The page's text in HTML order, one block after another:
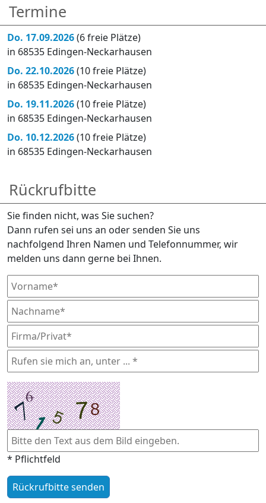
Termine
Do. 17.09.2026(6 freie Plätze)
in 68535 Edingen-Neckarhausen
Do. 22.10.2026(10 freie Plätze)
in 68535 Edingen-Neckarhausen
Do. 19.11.2026(10 freie Plätze)
in 68535 Edingen-Neckarhausen
Do. 10.12.2026(10 freie Plätze)
in 68535 Edingen-Neckarhausen
Rückrufbitte
Sie finden nicht, was Sie suchen?
Dann rufen sei uns an oder senden Sie uns
nachfolgend Ihren Namen und Telefonnummer, wir
melden uns dann gerne bei Ihnen.
* Pflichtfeld